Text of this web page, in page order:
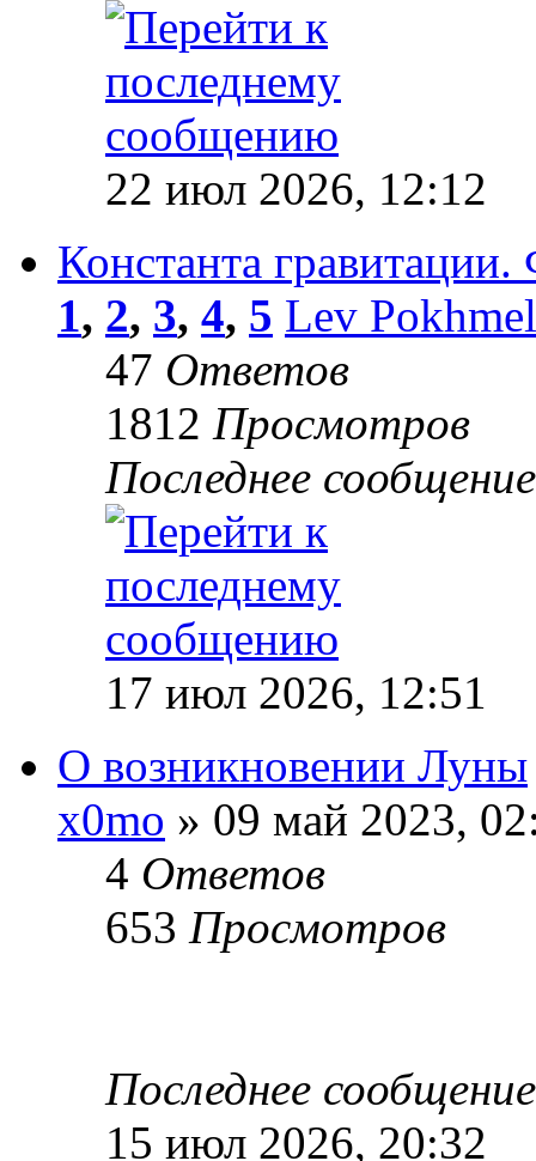
22 июл 2026, 12:12
Константа
1, 2, 3, 4, 5 Lev
47 Ответов
1812 Просмотров
Последнее
17 июл 2026, 12:51
О возникновении Луны
x0mo » 09 май 2023,
4 Ответов
653 Просмотров
Последнее
15 июл 2026, 20:32